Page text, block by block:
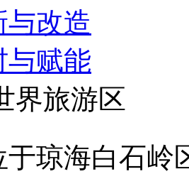
改造
与赋能
界旅游区
琼海白石岭